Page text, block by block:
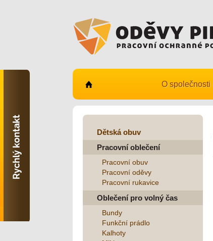
O společnosti
Dětská obuv
Pracovní oblečení
Pracovní obuv
Pracovní oděvy
Pracovní rukavice
Oblečení pro volný čas
Bundy
Funkční prádlo
Kalhoty
Kontaktujte nás
info@odevy-pilar.cz